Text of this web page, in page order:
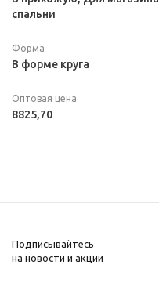
спальни
Форма
В форме круга
Оптовая цена
8825,70
Подписывайтесь
на новости и акции